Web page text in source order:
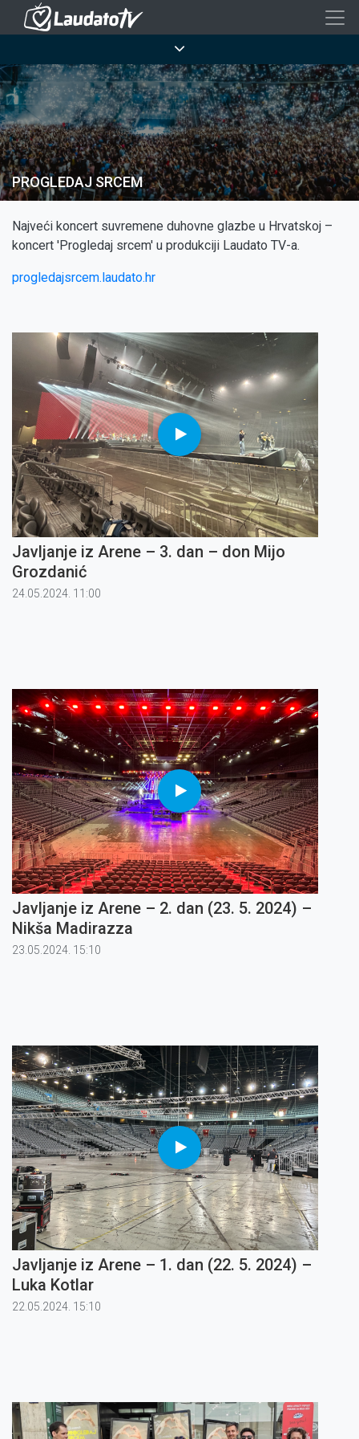
Skoči
sadržaj
PROGLEDAJ SRCEM
Najveći koncert suvremene duhovne glazbe u Hrvatskoj –
koncert 'Progledaj srcem' u produkciji Laudato TV-a.
progledajsrcem.laudato.hr
Javljanje iz Arene – 3. dan – don Mijo
Grozdanić
24.05.2024. 11:00
Javljanje iz Arene – 2. dan (23. 5. 2024) –
Nikša Madirazza
23.05.2024. 15:10
Javljanje iz Arene – 1. dan (22. 5. 2024) –
Luka Kotlar
22.05.2024. 15:10